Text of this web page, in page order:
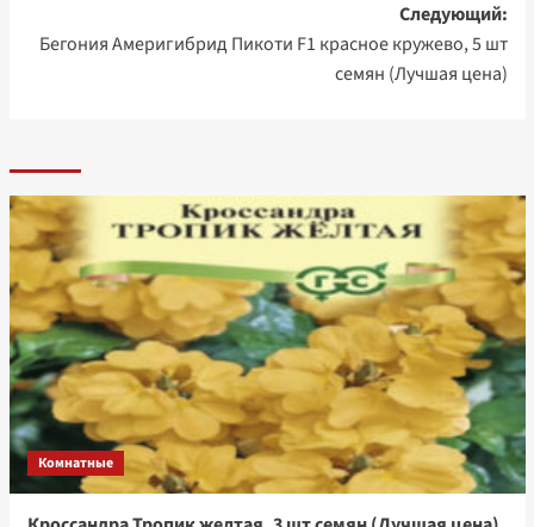
Следующий:
Бегония Америгибрид Пикоти F1 красное кружево, 5 шт
семян (Лучшая цена)
Комнатные